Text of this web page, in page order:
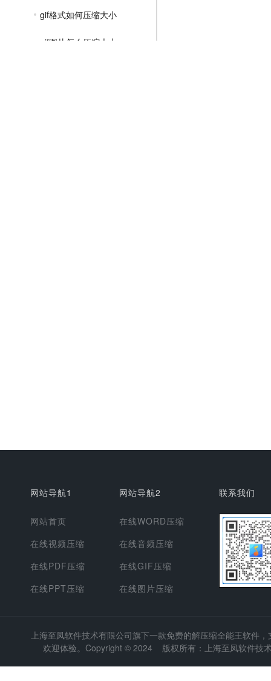
gif格式如何压缩大小
gif图片怎么压缩大小
网站导航1
网站首页
在线视频压缩
在线PDF压缩
在线PPT压缩
网站导航2
在线WORD压缩
在线音频压缩
在线GIF压缩
在线图片压缩
联系我们
上海至凤软件技术有限公司旗下一款免费的解压缩全能王软件
欢迎体验。Copyright © 2024 版权所有：上海至凤软件技